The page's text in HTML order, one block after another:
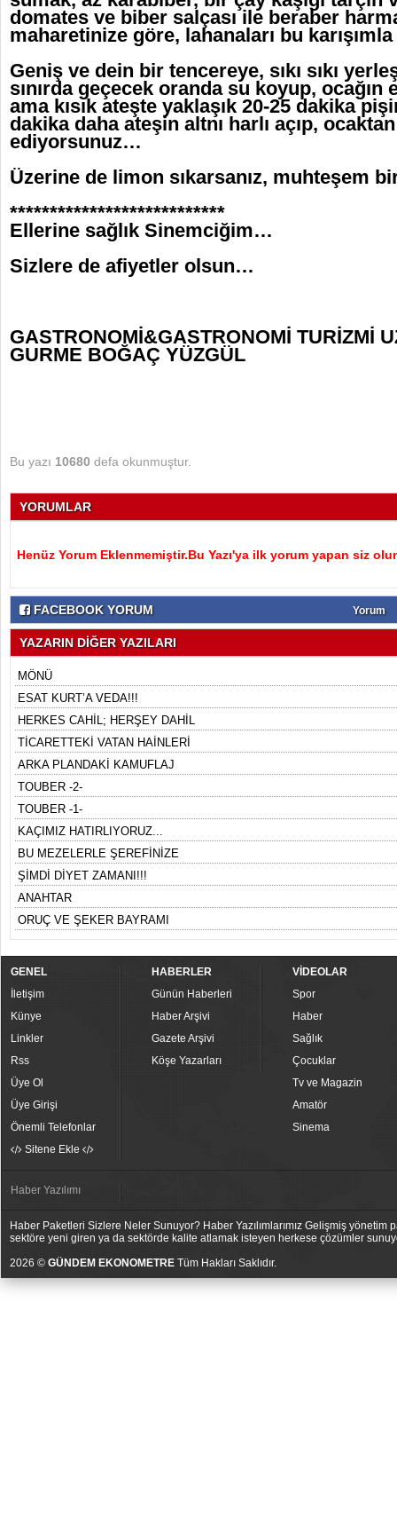
domates ve biber salçası ile beraber
maharetinize göre, lahanaları bu
Geniş ve dein bir tencereye, sıkı sıkı
sınırda geçecek oranda su koyup, ocağın
ama kısık ateşte yaklaşık 20-25 dakika
dakika daha ateşin altnı harlı açıp,
ediyorsunuz…
Üzerine de limon sıkarsanız, muhteşem
***************************
Ellerine sağlık Sinemciğim…
Sizlere de afiyetler olsun…
GASTRONOMİ&GASTRONOMİ TURİZMİ
GURME BOĞAÇ YÜZGÜL
Bu yazı 10680 defa okunmuştur.
YORUMLAR
Henüz Yorum Eklenmemiştir.Bu Yazı'ya ilk yorum yapan siz
FACEBOOK YORUM Yorum
YAZARIN DİĞER YAZILARI
MÖNÜ
ESAT KURT’A VEDA!!!
HERKES CAHİL; HERŞEY DAHİL
TİCARETTEKİ VATAN HAİNLERİ
ARKA PLANDAKİ KAMUFLAJ
TOUBER -2-
TOUBER -1-
KAÇIMIZ HATIRLIYORUZ...
BU MEZELERLE ŞEREFİNİZE
ŞİMDİ DİYET ZAMANI!!!
ANAHTAR
ORUÇ VE ŞEKER BAYRAMI
GENEL
İletişim
Künye
Linkler
Rss
Üye Ol
Üye Girişi
Önemli Telefonlar
Sitene Ekle
HABERLER
Günün Haberleri
Haber Arşivi
Gazete Arşivi
Köşe Yazarları
VİDEOLAR
Spor
Haber
Sağlık
Çocuklar
Tv ve Magazin
Amatör
Sinema
Haber Yazılımı
Haber Paketleri Sizlere Neler Sunuyor? Haber Yazılımlarımız Gelişmiş
sektöre yeni giren ya da sektörde kalite atlamak isteyen herkese çözümler
2026 © GÜNDEM EKONOMETRE Tüm Hakları Saklıdır.